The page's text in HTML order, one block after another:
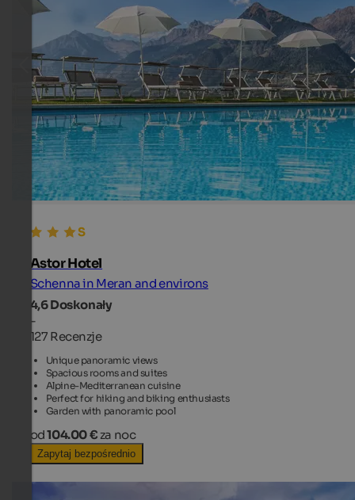
Astor Hotel
Schenna in Meran and environs
4,6Doskonały
-
127 Recenzje
Unique panoramic views
Spacious rooms and suites
Alpine-Mediterranean cuisine
Perfect for hiking and biking enthusiasts
Garden with panoramic pool
od104.00 € za noc
Zapytaj bezpośrednio